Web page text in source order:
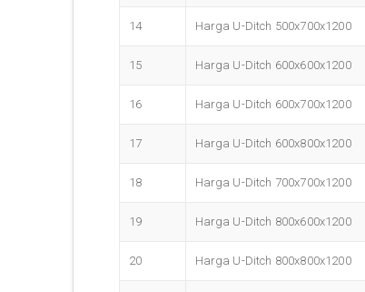
14 Harga U-Ditch 500x700x1200
15 Harga U-Ditch 600x600x1200
16 Harga U-Ditch 600x700x1200
17 Harga U-Ditch 600x800x1200
18 Harga U-Ditch 700x700x1200
19 Harga U-Ditch 800x600x1200
20 Harga U-Ditch 800x800x1200